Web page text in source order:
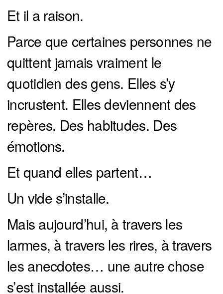
Et il a raison.
Parce que certaines personnes ne
quittent jamais vraiment le
quotidien des gens. Elles s’y
incrustent. Elles deviennent des
repères. Des habitudes. Des
émotions.
Et quand elles partent…
Un vide s’installe.
Mais aujourd’hui, à travers les
larmes, à travers les rires, à travers
les anecdotes… une autre chose
s’est installée aussi.